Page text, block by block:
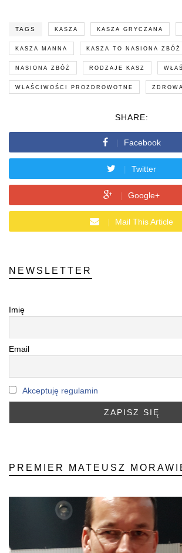
TAGS KASZA KASZA GRYCZANA
KASZA MANNA KASZA TO NASIONA ZBÓŻ
NASIONA ZBÓŻ RODZAJE KASZ
WŁAŚCIWOŚCI PROZDROWOTNE
SHARE:
Facebook
Twitter
Google+
Mail This Article
NEWSLETTER
Imię
Email
Akceptuję regulamin
PREMIER MATEUSZ